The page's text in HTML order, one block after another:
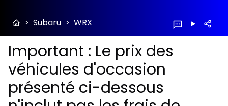
> Subaru > WRX
Important : Le prix des
véhicules d'occasion
présenté ci-dessous